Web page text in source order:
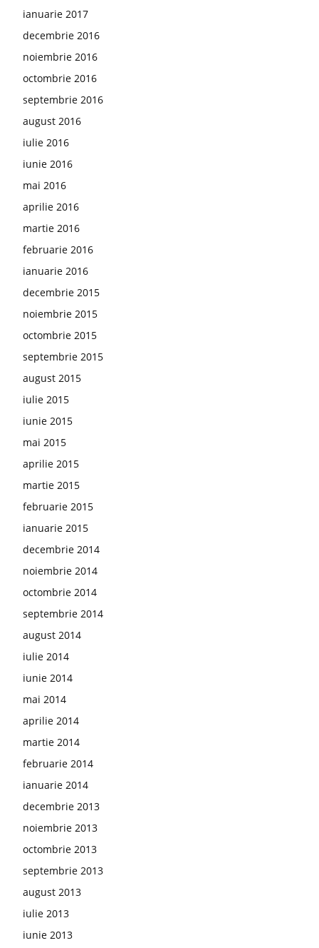
ianuarie 2017
decembrie 2016
noiembrie 2016
octombrie 2016
septembrie 2016
august 2016
iulie 2016
iunie 2016
mai 2016
aprilie 2016
martie 2016
februarie 2016
ianuarie 2016
decembrie 2015
noiembrie 2015
octombrie 2015
septembrie 2015
august 2015
iulie 2015
iunie 2015
mai 2015
aprilie 2015
martie 2015
februarie 2015
ianuarie 2015
decembrie 2014
noiembrie 2014
octombrie 2014
septembrie 2014
august 2014
iulie 2014
iunie 2014
mai 2014
aprilie 2014
martie 2014
februarie 2014
ianuarie 2014
decembrie 2013
noiembrie 2013
octombrie 2013
septembrie 2013
august 2013
iulie 2013
iunie 2013